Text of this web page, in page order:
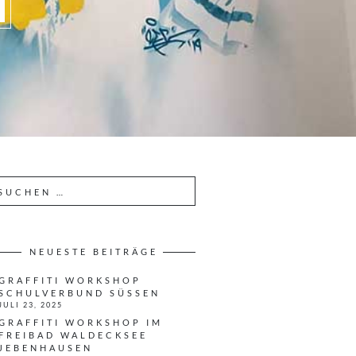
NEUESTE BEITRÄGE
WORKSHOP
SÜSSEN
JULI 23, 2025
WORKSHOP IM
FREIBAD WALDECKSEE
JEBENHAUSEN